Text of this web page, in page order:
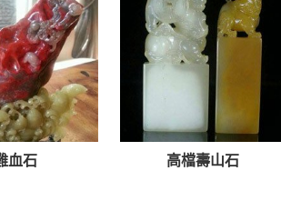
血石 高檔壽山石